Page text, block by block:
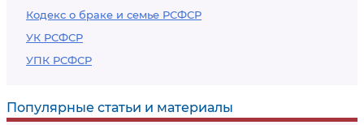
Кодекс о браке и семье РСФСР
УК РСФСР
УПК РСФСР
Популярные статьи и материалы